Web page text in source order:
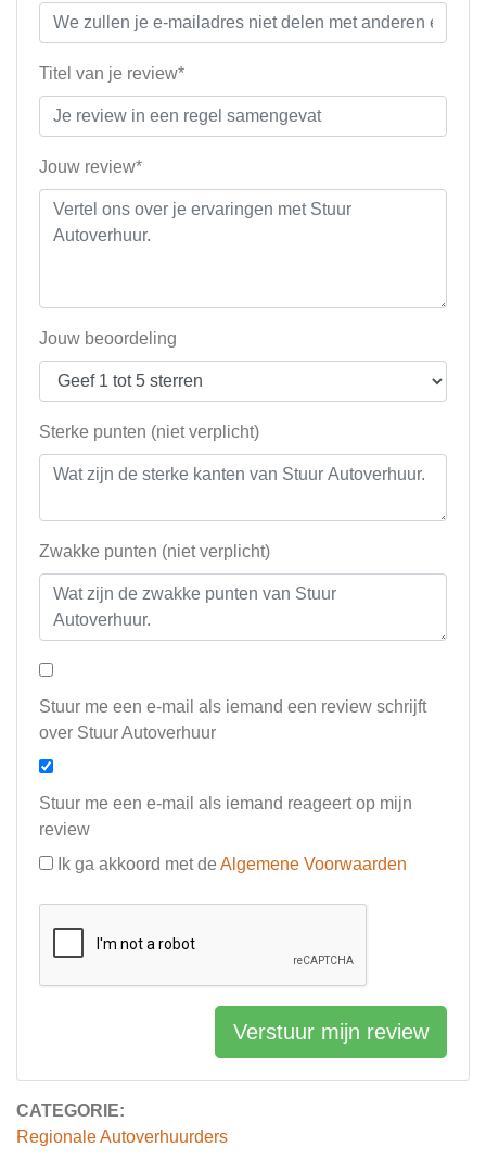
CATEGORIE:
Regionale Autoverhuurders
Titel van je review*
Jouw review*
Jouw beoordeling
Sterke punten (niet verplicht)
Zwakke punten (niet verplicht)
Stuur me een e-mail als iemand een review schrijft
over Stuur Autoverhuur
Stuur me een e-mail als iemand reageert op mijn
review
Ik ga akkoord met de Algemene Voorwaarden
Verstuur mijn review